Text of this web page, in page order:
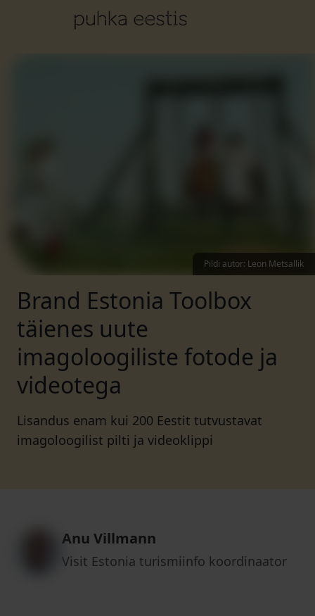
Pildi autor: Leon Metsallik
Brand Estonia Toolbox
täienes uute
imagoloogiliste fotode ja
videotega
Lisandus enam kui 200 Eestit tutvustavat
imagoloogilist pilti ja videoklippi
Anu Villmann
Visit Estonia turismiinfo koordinaator